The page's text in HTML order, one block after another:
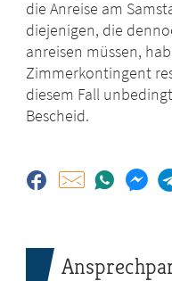
die Anreise am
diejenigen, die
anreisen müssen,
Zimmerkontingent
diesem Fall
Bescheid.